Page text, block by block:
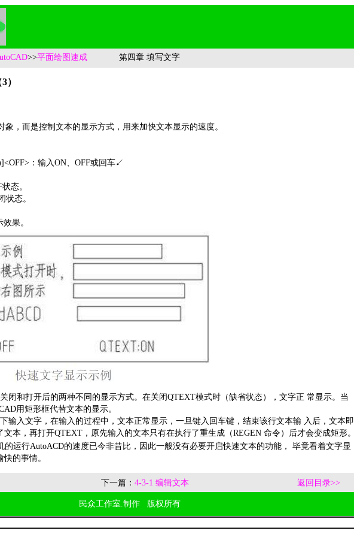
>>平面绘图速成 第四章 填写文字
）
，而是控制文本的显示方式，用来加快文本显示的速度。
：输入ON、OFF或回车↙
态。
状态。
果。
闭和打开后的两种不同的显示方式。在关闭QTEXT模式时（缺省状态），文字正 常显示。当
用矩形框代替文本的显示。
输入文字，在输入的过程中，文本正常显示，一旦键入回车键，结束该行文本输 入后，文本即
本，再打开QTEXT，原先输入的文本只有在执行了重生成（REGEN 命令）后才会变成矩形。
的运行AutoACD的速度已今非昔比，因此一般没有必要开启快速文本的功能， 毕竟看着文字显
的事情。
下一篇： 4-3-1 编辑文本 返回目录>>
民众工作室.制作 版权所有